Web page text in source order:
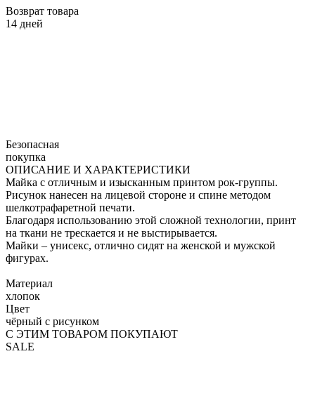
Возврат товара
14 дней
Безопасная
покупка
ОПИСАНИЕ И ХАРАКТЕРИСТИКИ
Майка с отличным и изысканным принтом рок-группы.
Рисунок нанесен на лицевой стороне и спине методом
шелкотрафаретной печати.
Благодаря использованию этой сложной технологии, принт
на ткани не трескается и не выстирывается.
Майки – унисекс, отлично сидят на женской и мужской
фигурах.
Материал
хлопок
Цвет
чёрный с рисунком
С ЭТИМ ТОВАРОМ ПОКУПАЮТ
SALE